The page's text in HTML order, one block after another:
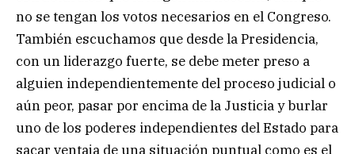
no se tengan los votos necesarios en el Congreso.
También escuchamos que desde la Presidencia,
con un liderazgo fuerte, se debe meter preso a
alguien independientemente del proceso judicial o
aún peor, pasar por encima de la Justicia y burlar
uno de los poderes independientes del Estado para
sacar ventaja de una situación puntual como es el